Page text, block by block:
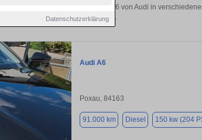
Datenschutzerklärung
Entdecken Sie gebrauchte A6 von Audi in
privat und vom Händler.
Audi A6
Poxau, 84163
91.000 km Diesel 150 kw (204